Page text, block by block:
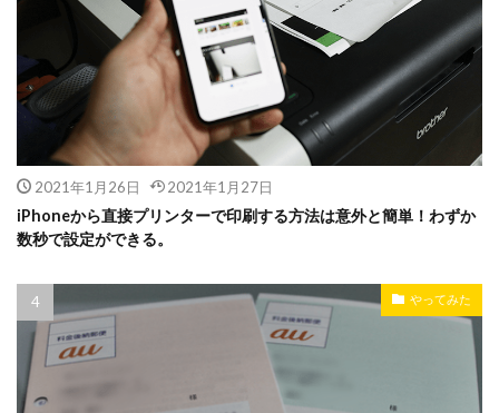
2021年1月26日 2021年1月27日
iPhoneから直接プリンターで印刷する方法は意外と簡単！わずか
数秒で設定ができる。
やってみた